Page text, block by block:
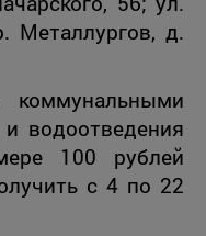
Металлургов, д.
коммунальными
водоотведения
100 рублей
с 4 по 22